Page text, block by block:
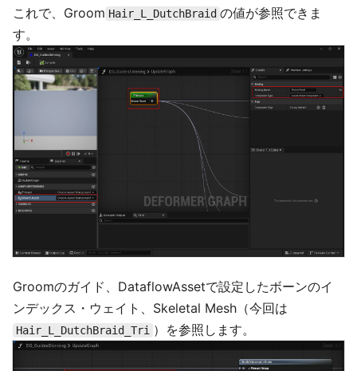
これで、Groom Hair_L_DutchBraid の値が参照できま
す。
Groomのガイド、DataflowAssetで設定したボーンのイ
ンデックス・ウェイト、Skeletal Mesh（今回は
Hair_L_DutchBraid_Tri ）を参照します。